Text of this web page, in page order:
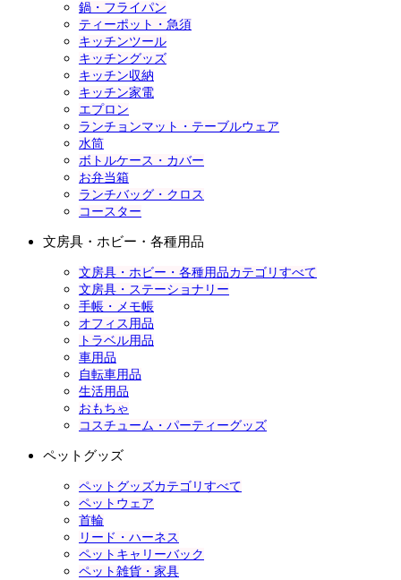
鍋・フライパン
ティーポット・急須
キッチンツール
キッチングッズ
キッチン収納
キッチン家電
エプロン
ランチョンマット・テーブルウェア
水筒
ボトルケース・カバー
お弁当箱
ランチバッグ・クロス
コースター
文房具・ホビー・各種用品
文房具・ホビー・各種用品カテゴリすべて
文房具・ステーショナリー
手帳・メモ帳
オフィス用品
トラベル用品
車用品
自転車用品
生活用品
おもちゃ
コスチューム・パーティーグッズ
ペットグッズ
ペットグッズカテゴリすべて
ペットウェア
首輪
リード・ハーネス
ペットキャリーバック
ペット雑貨・家具